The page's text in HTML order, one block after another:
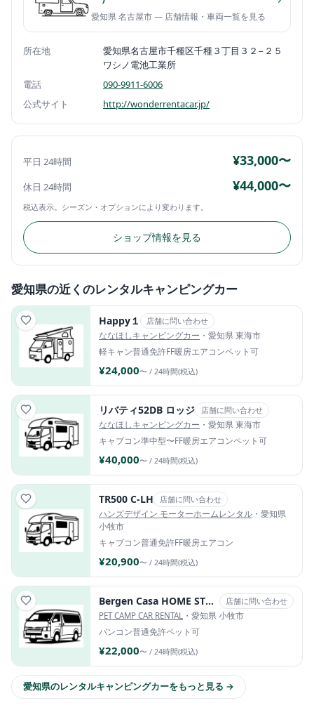
愛知県 名古屋市 — 店舗情報・車両一覧を見る
所在地
愛知県名古屋市千種区千種３丁目３２−２５
ワシノ電池工業所
電話
090-9911-6006
公式サイト
http://wonderrentacar.jp/
平日 24時間 ¥33,000〜
休日 24時間 ¥44,000〜
税込表示。シーズン・オプションにより変わります。
ショップ情報を見る
愛知県の近くのレンタルキャンピングカー
Happy１ 店舗に問い合わせ
ななほしキャンピングカー ・愛知県 東海市
軽キャン普通免許FF暖房エアコンペット可
¥24,000〜 / 24時間(税込)
リバティ52DB ロッジ 店舗に問い合わせ
ななほしキャンピングカー ・愛知県 東海市
キャブコン準中型〜FF暖房エアコンペット可
¥40,000〜 / 24時間(税込)
TR500 C-LH 店舗に問い合わせ
ハンズデザイン モーターホームレンタル ・愛知県
小牧市
キャブコン普通免許FF暖房エアコン
¥20,900〜 / 24時間(税込)
Bergen Casa HOME STYLE EDITION 店舗に問い合わせ
PET CAMP CAR RENTAL ・愛知県 小牧市
バンコン普通免許ペット可
¥22,000〜 / 24時間(税込)
愛知県のレンタルキャンピングカーをもっと見る →